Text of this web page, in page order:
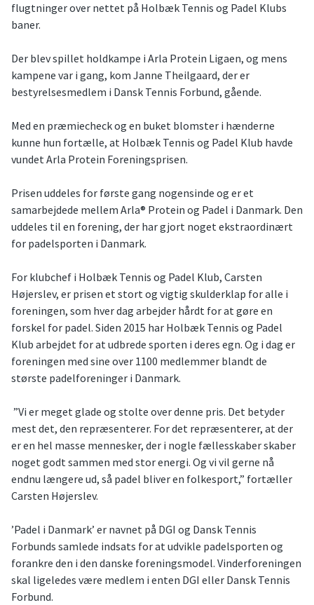
flugtninger over nettet på Holbæk Tennis og Padel Klubs
baner.
Der blev spillet holdkampe i Arla Protein Ligaen, og mens
kampene var i gang, kom Janne Theilgaard, der er
bestyrelsesmedlem i Dansk Tennis Forbund, gående.
Med en præmiecheck og en buket blomster i hænderne
kunne hun fortælle, at Holbæk Tennis og Padel Klub havde
vundet Arla Protein Foreningsprisen.
Prisen uddeles for første gang nogensinde og er et
samarbejdede mellem Arla® Protein og Padel i Danmark. Den
uddeles til en forening, der har gjort noget ekstraordinært
for padelsporten i Danmark.
For klubchef i Holbæk Tennis og Padel Klub, Carsten
Højerslev, er prisen et stort og vigtig skulderklap for alle i
foreningen, som hver dag arbejder hårdt for at gøre en
forskel for padel. Siden 2015 har Holbæk Tennis og Padel
Klub arbejdet for at udbrede sporten i deres egn. Og i dag er
foreningen med sine over 1100 medlemmer blandt de
største padelforeninger i Danmark.
”Vi er meget glade og stolte over denne pris. Det betyder
mest det, den repræsenterer. For det repræsenterer, at der
er en hel masse mennesker, der i nogle fællesskaber skaber
noget godt sammen med stor energi. Og vi vil gerne nå
endnu længere ud, så padel bliver en folkesport,” fortæller
Carsten Højerslev.
’Padel i Danmark’ er navnet på DGI og Dansk Tennis
Forbunds samlede indsats for at udvikle padelsporten og
forankre den i den danske foreningsmodel. Vinderforeningen
skal ligeledes være medlem i enten DGI eller Dansk Tennis
Forbund.